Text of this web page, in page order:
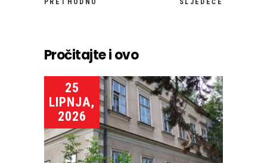
Pročitajte i ovo
25
LIPNJA,
2026